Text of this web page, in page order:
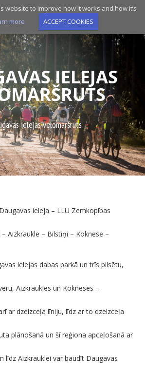
website to improve how it works and how it’s
more ACCEPT COOKIES
IELEJAS
ielejas velomaršruts
ieleja – LLU Zemkopības
Aizkraukle – Bilstiņi – Koknese –
ielejas dabas parkā un trīs pilsētu,
Aizkraukles un Kokneses –
ar dzelzceļa līniju, līdz ar to dzelzceļa
plānošanā un šī reģiona apceļošanā ar
līdz Aizkrauklei var baudīt Daugavas